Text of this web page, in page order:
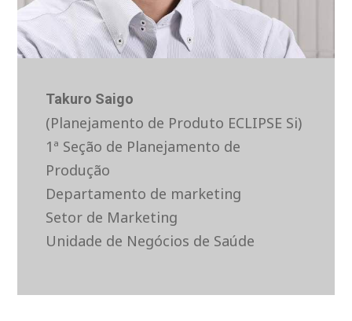
Takuro Saigo
(Planejamento de Produto ECLIPSE Si)
1ª Seção de Planejamento de
Produção
Departamento de marketing
Setor de Marketing
Unidade de Negócios de Saúde